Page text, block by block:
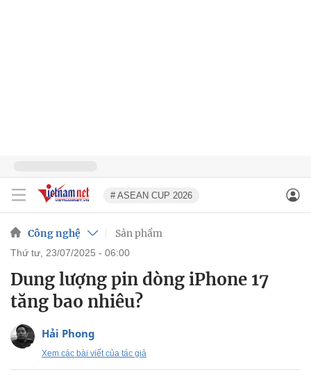
# ASEAN CUP 2026
Công nghệ Sản phẩm
thứ tư, 23/07/2025 - 06:00
Dung lượng pin dòng iPhone 17
tăng bao nhiêu?
Hải Phong
Xem các bài viết của tác giả